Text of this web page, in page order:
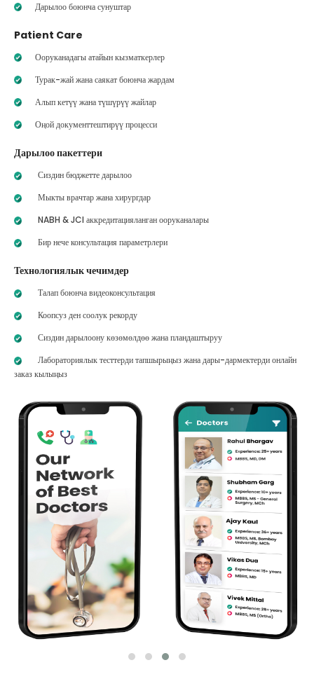
Дарылоо боюнча сунуштар
Patient Care
Ооруканадагы атайын кызматкерлер
Турак-жай жана саякат боюнча жардам
Алып кетүү жана түшүрүү жайлар
Оңой документтештирүү процесси
Дарылоо пакеттери
Сиздин бюджетте дарылоо
Мыкты врачтар жана хирургдар
NABH & JCI аккредитацияланган ооруканалары
Бир нече консультация параметрлери
Технологиялык чечимдер
Талап боюнча видеоконсультация
Коопсуз ден соолук рекорду
Сиздин дарылоону көзөмөлдөө жана пландаштыруу
Лабораториялык тесттерди тапшырыңыз жана дары-дармектерди онлайн
заказ кылыңыз